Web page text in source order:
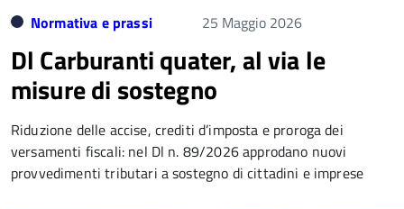
Normativa e prassi 25 Maggio 2026
Dl Carburanti quater, al via le
misure di sostegno
Riduzione delle accise, crediti d’imposta e proroga dei
versamenti fiscali: nel Dl n. 89/2026 approdano nuovi
provvedimenti tributari a sostegno di cittadini e imprese